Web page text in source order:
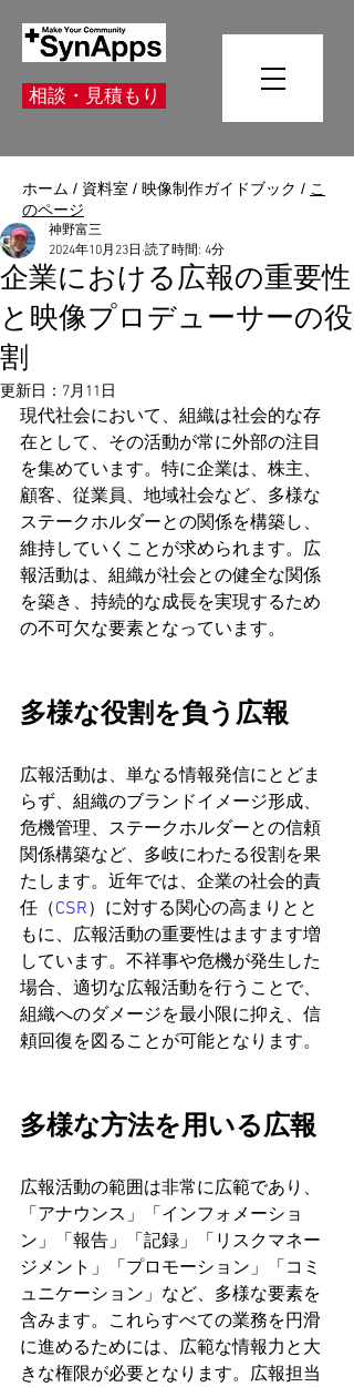
相談・見積もり
ホーム / 資料室 / 映像制作ガイドブック / こ
のページ
企業における広報の重要性
と映像プロデューサーの役
割
神野富三
2024年10月23日 読了時間: 4分
更新日： 7月11日
現代社会において、組織は社会的な存
在として、その活動が常に外部の注目
を集めています。特に企業は、株主、
顧客、従業員、地域社会など、多様な
ステークホルダーとの関係を構築し、
維持していくことが求められます。広
報活動は、組織が社会との健全な関係
を築き、持続的な成長を実現するため
の不可欠な要素となっています。
多様な役割を負う広報
広報活動は、単なる情報発信にとどま
らず、組織のブランドイメージ形成、
危機管理、ステークホルダーとの信頼
関係構築など、多岐にわたる役割を果
たします。近年では、企業の社会的責
任（CSR）に対する関心の高まりとと
もに、広報活動の重要性はますます増
しています。不祥事や危機が発生した
場合、適切な広報活動を行うことで、
組織へのダメージを最小限に抑え、信
頼回復を図ることが可能となります。
多様な方法を用いる広報
広報活動の範囲は非常に広範であり、
「アナウンス」「インフォメーショ
ン」「報告」「記録」「リスクマネー
ジメント」「プロモーション」「コミ
ュニケーション」など、多様な要素を
含みます。これらすべての業務を円滑
に進めるためには、広範な情報力と大
きな権限が必要となります。広報担当